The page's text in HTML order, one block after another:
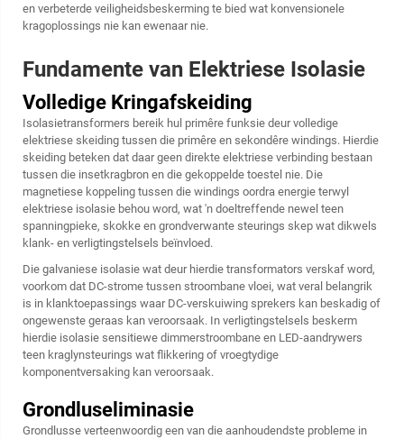
en verbeterde veiligheidsbeskerming te bied wat konvensionele
kragoplossings nie kan ewenaar nie.
Fundamente van Elektriese Isolasie
Volledige Kringafskeiding
Isolasietransformers bereik hul primêre funksie deur volledige
elektriese skeiding tussen die primêre en sekondêre windings. Hierdie
skeiding beteken dat daar geen direkte elektriese verbinding bestaan
tussen die insetkragbron en die gekoppelde toestel nie. Die
magnetiese koppeling tussen die windings oordra energie terwyl
elektriese isolasie behou word, wat 'n doeltreffende newel teen
spanningpieke, skokke en grondverwante steurings skep wat dikwels
klank- en verligtingstelsels beïnvloed.
Die galvaniese isolasie wat deur hierdie transformators verskaf word,
voorkom dat DC-strome tussen stroombane vloei, wat veral belangrik
is in klanktoepassings waar DC-verskuiwing sprekers kan beskadig of
ongewenste geraas kan veroorsaak. In verligtingstelsels beskerm
hierdie isolasie sensitiewe dimmerstroombane en LED-aandrywers
teen kraglynsteurings wat flikkering of vroegtydige
komponentversaking kan veroorsaak.
Grondluseliminasie
Grondlusse verteenwoordig een van die aanhoudendste probleme in